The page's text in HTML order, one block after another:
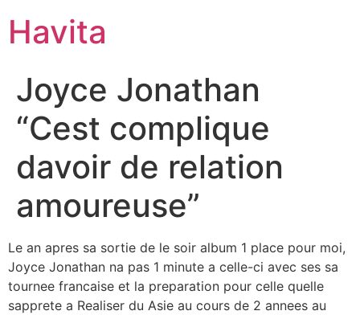
Havita
Joyce Jonathan
“Cest complique
davoir de relation
amoureuse”
Le an apres sa sortie de le soir album 1 place pour moi,
Joyce Jonathan na pas 1 minute a celle-ci avec ses sa
tournee francaise et la preparation pour celle quelle
sapprete a Realiser du Asie au cours de 2 annees au